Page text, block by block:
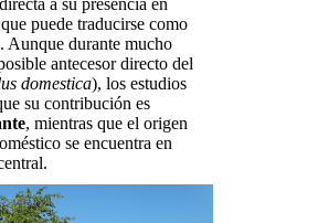
a su presencia en
puede traducirse como
Aunque durante mucho
antecesor directo del
domestica), los estudios
su contribución es
, mientras que el origen
se encuentra en